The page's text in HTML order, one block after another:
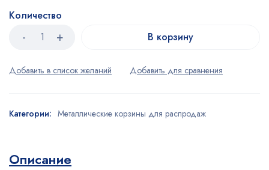
Количество
В корзину
Категории: Металлические корзины для распродаж
Описание